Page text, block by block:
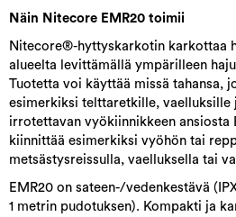
Näin Nitecore EMR20 toimii
Nitecore®-hyttyskarkotin karkottaa
alueelta levittämällä ympärilleen
Tuotetta voi käyttää missä tahansa,
esimerkiksi telttaretkille, vaelluksille
irrotettavan vyökiinnikkeen ansiosta
kiinnittää esimerkiksi vyöhön tai
metsästysreissulla, vaelluksella tai
EMR20 on sateen-/vedenkestävä
1 metrin pudotuksen). Kompakti ja